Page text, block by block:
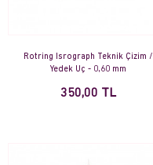
Rotring Isrograph Teknik Çizim /
Yedek Uç - 0,60 mm
350,00 TL